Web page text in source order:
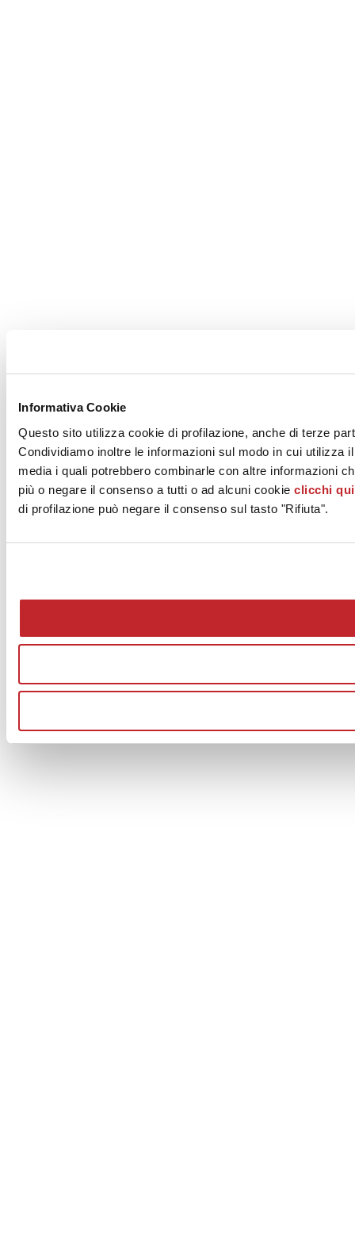
Informativa Cookie
Questo sito utilizza cookie di profilazione, anche di terze
Condividiamo inoltre le informazioni sul modo in cui utilizza
media i quali potrebbero combinarle con altre informazioni
più o negare il consenso a tutti o ad alcuni cookie clicchi qui
di profilazione può negare il consenso sul tasto "Rifiuta".